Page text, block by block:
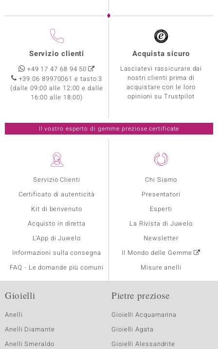
Servizio Clienti
Certificato di autenticità
Kit di benvenuto
Acquisto in diretta
L'App di Juwelo
Informazioni sulla consegna
FAQ - Le domande più comuni
Chi Siamo
Presentatori
Esperti
La Rivista di Juwelo
Newsletter
Il Mondo delle Gemme
Misure anelli
Servizio clienti
+49 17 47 68 94 50
+39 06 89970061 e tasto 3
(dalle 09:00 alle 12:00 e dalle
16:00 alle 18:00)
Acquista sicuro
Lasciatevi rassicurare dai
nostri clienti prima di
acquistare con le loro
opinioni su Trustpilot
Il vostro esperto di gemme preziose certificate
Gioielli
Anelli
Anelli Diamante
Anelli Smeraldo
Pietre preziose
Gioielli Acquamarina
Gioielli Agata
Gioielli Alessandrite